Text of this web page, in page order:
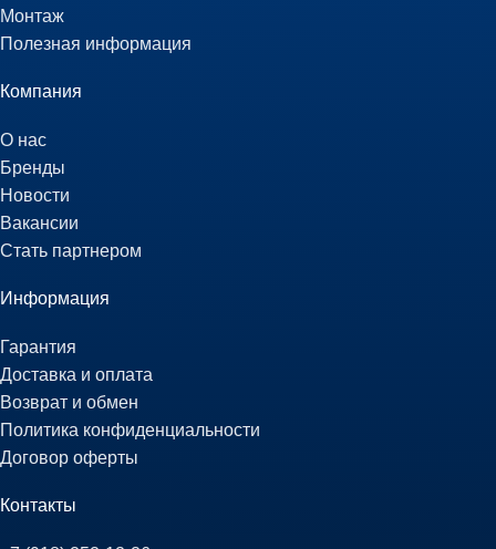
Монтаж
Полезная информация
Компания
О нас
Бренды
Новости
Вакансии
Стать партнером
Информация
Гарантия
Доставка и оплата
Возврат и обмен
Политика конфиденциальности
Договор оферты
Контакты